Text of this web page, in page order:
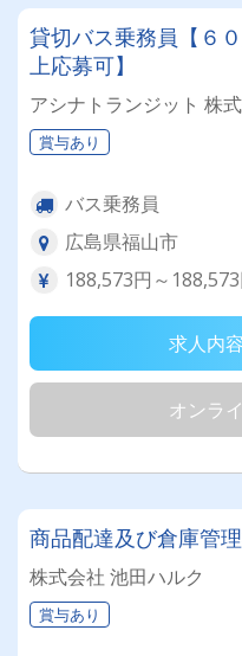
貸切バス乗務員【６
上応募可】
アシナトランジット 株
賞与あり
バス乗務員
広島県福山市
188,573円～
求人内
オンラ
商品配達及び倉庫管
株式会社 池田ハルク
賞与あり